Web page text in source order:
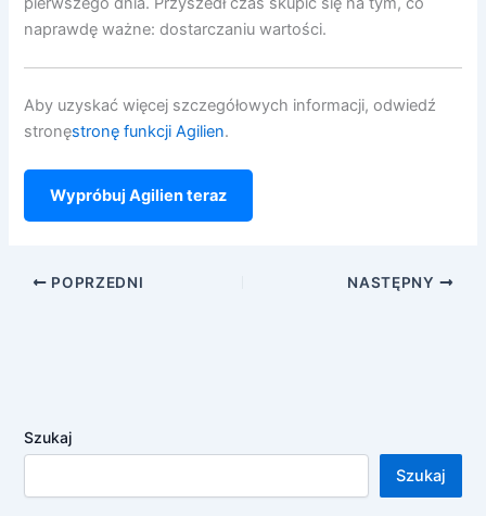
naprawdę ważne: dostarczaniu wartości.
Aby uzyskać więcej szczegółowych informacji, odwiedź
stronęstronę funkcji Agilien.
Wypróbuj Agilien teraz
POPRZEDNI NASTĘPNY
Szukaj
Szukaj